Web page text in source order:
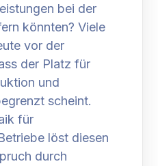
bei der
könnten? Viele
vor der
der Platz für
und
scheint.
für
löst diesen
durch